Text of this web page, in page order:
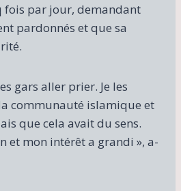
fois par jour, demandant
pardonnés et que sa
gars aller prier. Je les
communauté islamique et
que cela avait du sens.
et mon intérêt a grandi », a-